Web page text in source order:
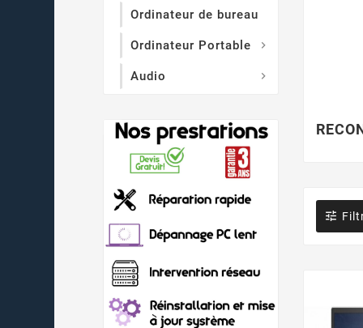
Ordinateur de bureau
Ordinateur Portable 
Audio 
